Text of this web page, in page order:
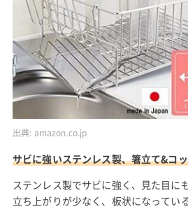
出典: amazon.co.jp
サビに強いステンレス製、箸立て&コ
ステンレス製でサビに強く、見た目に
立ち上がりが少なく、板状になってい